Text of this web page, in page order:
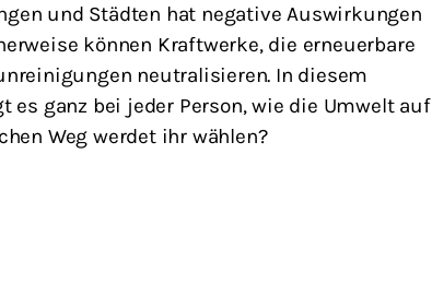
und Städten hat negative Auswirkungen
können Kraftwerke, die erneuerbare
neutralisieren. In diesem
es ganz bei jeder Person, wie die Umwelt auf
Weg werdet ihr wählen?